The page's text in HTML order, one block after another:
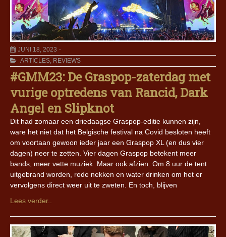
JUNI 18, 2023
ARTICLES, REVIEWS
#GMM23: De Graspop-zaterdag met
vurige optredens van Rancid, Dark
Angel en Slipknot
Dit had zomaar een driedaagse Graspop-editie kunnen zijn,
ware het niet dat het Belgische festival na Covid besloten heeft
om voortaan gewoon ieder jaar een Graspop XL (en dus vier
dagen) neer te zetten. Vier dagen Graspop betekent meer
bands, meer vette muziek. Maar ook afzien. Om 8 uur de tent
uitgebrand worden, rode nekken en water drinken om het er
vervolgens direct weer uit te zweten. En toch, blijven
Lees verder..